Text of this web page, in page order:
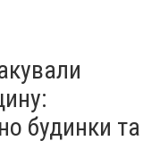
будинки та